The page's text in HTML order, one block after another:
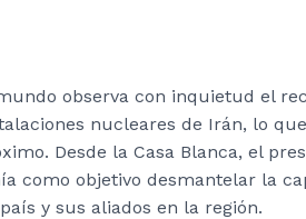
observa con inquietud el
nucleares de Irán, lo
Desde la Casa Blanca, el
como objetivo desmantelar la
y sus aliados en la región.